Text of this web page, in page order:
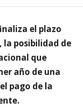
el plazo
la posibilidad de
que
año de una
pago de la